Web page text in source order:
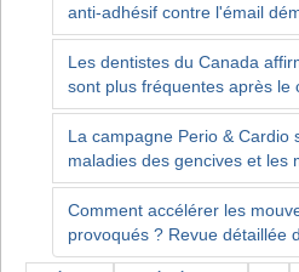
anti-adhésif contre l'émail
Les dentistes du Canada
sont plus fréquentes après le
La campagne Perio & Cardio
maladies des gencives et les
Comment accélérer les
provoqués ? Revue détaillée